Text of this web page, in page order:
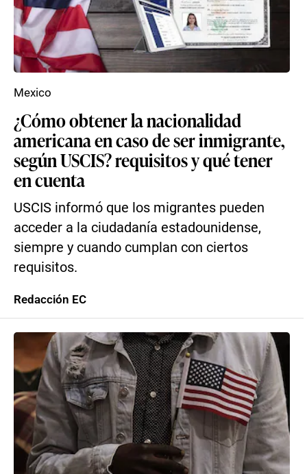
¿Cómo obtener la nacionalidad
americana en caso de ser inmigrante,
según USCIS? requisitos y qué tener
en cuenta
USCIS informó que los migrantes pueden
acceder a la ciudadanía estadounidense,
siempre y cuando cumplan con ciertos
requisitos.
Mexico
Redacción EC